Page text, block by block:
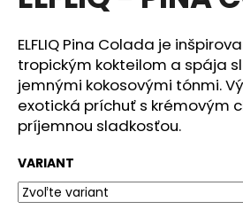
z
5
hviezdičiek.
ELFLIQ Pina Colada je
tropickým kokteilom a spája
jemnými kokosovými tónmi.
exotická príchuť s krémovým
príjemnou sladkosťou.
VARIANT
j
s
ť
?
HĽADAŤ